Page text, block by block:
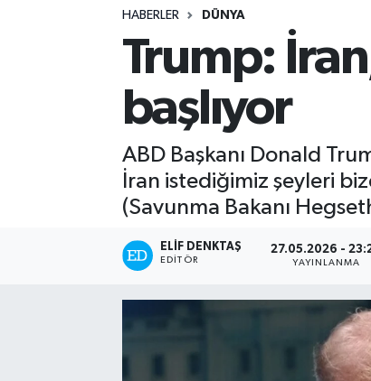
HABERLER DÜNYA
Trump:
başlıyor
ABD Başkanı Donald
İran istediğimiz şeyleri
(Savunma Bakanı
ELIF DENKTAŞ
EDITÖR
27.05.2026 -
YAYINLANMA
Kültür - Sanat
Lider Haber TV Canlı Yayın izle